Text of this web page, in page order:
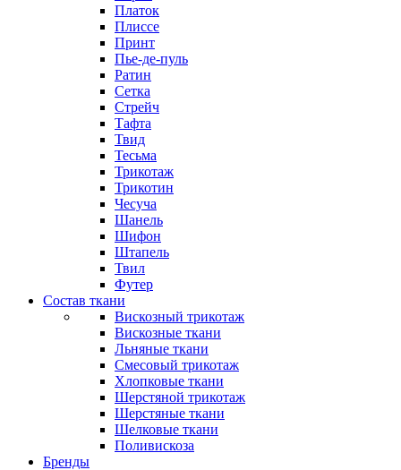
Платок
Плиссе
Принт
Пье-де-пуль
Ратин
Сетка
Стрейч
Тафта
Твид
Тесьма
Трикотаж
Трикотин
Чесуча
Шанель
Шифон
Штапель
Твил
Футер
Состав ткани
Вискозный трикотаж
Вискозные ткани
Льняные ткани
Смесовый трикотаж
Хлопковые ткани
Шерстяной трикотаж
Шерстяные ткани
Шелковые ткани
Поливискоза
Бренды